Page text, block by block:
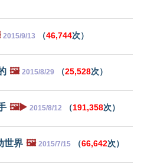
2015/9/13 （46,744次）
🖼️ 2015/8/29 （25,528次）
🖼️▶️ 2015/8/12 （191,358次）
世界 🖼️ 2015/7/15 （66,642次）